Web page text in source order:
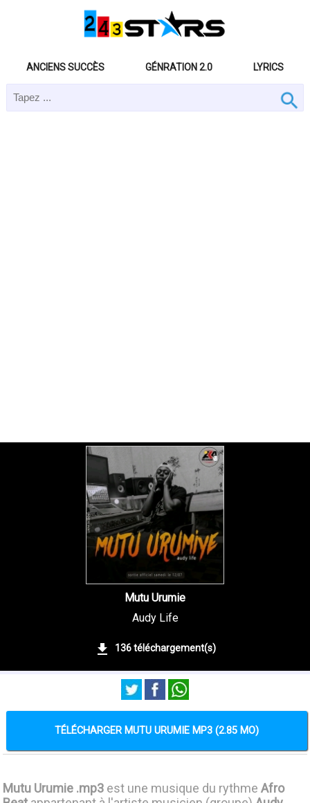
ANCIENS SUCCÈS GÉNRATION 2.0 LYRICS
Mutu Urumie
Audy Life
136 téléchargement(s)
TÉLÉCHARGER MUTU URUMIE MP3 (2.85 MO)
Mutu Urumie .mp3 est une musique du rythmeAfro